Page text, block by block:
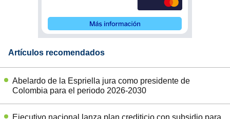
Artículos recomendados
Abelardo de la Espriella jura como presidente de
Colombia para el periodo 2026-2030
Ejecutivo nacional lanza plan crediticio con subsidio para